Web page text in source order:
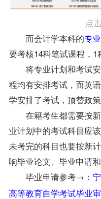
点
而会计学本科的专
要考核14科笔试课程，1
将专业计划和考试
程均有安排考试，而英
学安排了考试，顶替政策
在籍考生都需要按
业计划中的考试科目应
未考完的科目也要按新
响毕业论文、毕业申请
毕业申请参考→：
高等教育自学考试毕业